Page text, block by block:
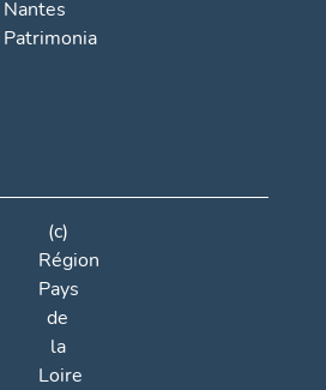
Nantes
Patrimonia
(c)
Région
Pays
de
la
Loire